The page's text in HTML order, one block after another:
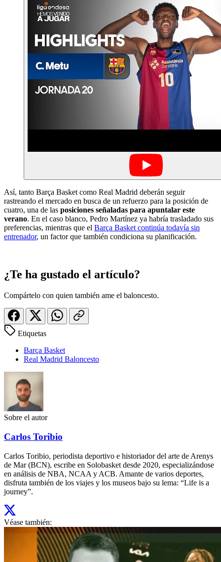
Así, tanto Barça Basket como Real Madrid deberán seguir
rastreando el mercado en busca de un refuerzo para la posición de
cuatro, una de las posiciones señaladas para apuntalar este
verano. En el caso blanco, Pedro Martínez ya habría trasladado sus
preferencias, mientras que el Barça Basket continúa todavía sin
entrenador, un factor que también condiciona su planificación.
¿Te ha gustado el artículo?
Compártelo con quien también ame el baloncesto.
Etiquetas
Barça Basket
Real Madrid Baloncesto
Sobre el autor
Carlos Toribio
Carlos Toribio, periodista deportivo e historiador del arte de Arenys
de Mar (BCN), escribe en Solobasket desde 2020, especializándose
en análisis de NBA, NCAA y ACB. Amante de varios deportes,
disfruta también de los viajes y los museos bajo su lema: “Life is a
journey”.
Véase también: